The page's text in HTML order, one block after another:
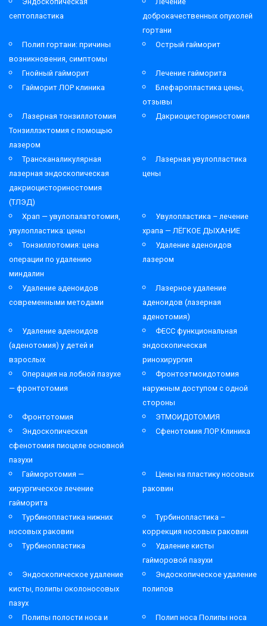
септопластика
доброкачественных опухолей
гортани
Полип гортани: причины
возникновения, симптомы
Острый гайморит
Гнойный гайморит
Лечение гайморита
Гайморит ЛОР клиника
Блефаропластика цены,
отзывы
Лазерная тонзиллотомия
Тонзиллэктомия с помощью
лазером
Дакриоцисториностомия
Трансканаликулярная
лазерная эндоскопическая
дакриоцисториностомия
(ТЛЭД)
Лазерная увулопластика
цены
Храп — увулопалатотомия,
увулопластика: цены
Увулопластика – лечение
храпа — ЛЁГКОЕ ДЫХАНИЕ
Тонзиллотомия: цена
операции по удалению
миндалин
Удаление аденоидов
лазером
Удаление аденоидов
современными методами
Лазерное удаление
аденоидов (лазерная
аденотомия)
Удаление аденоидов
(аденотомия) у детей и
взрослых
ФЕСС функциональная
эндоскопическая
ринохирургия
Операция на лобной пазухе
— фронтотомия
Фронтоэтмоидотомия
наружным доступом с одной
стороны
Фронтотомия
ЭТМОИДОТОМИЯ
Эндоскопическая
сфенотомия пиоцеле основной
пазухи
Сфенотомия ЛОР Клиника
Гайморотомия —
хирургическое лечение
гайморита
Цены на пластику носовых
раковин
Турбинопластика нижних
носовых раковин
Турбинопластика –
коррекция носовых раковин
Турбинопластика
Удаление кисты
гайморовой пазухи
Эндоскопическое удаление
кисты, полипы околоносовых
пазух
Эндоскопическое удаление
полипов
Полипы полости носа и
Полип носа Полипы носа